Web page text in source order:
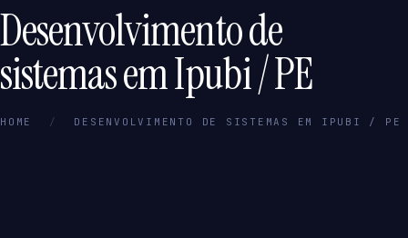
Desenvolvimento de
sistemas em Ipubi / PE
HOME / DESENVOLVIMENTO DE SISTEMAS EM IPUBI / PE